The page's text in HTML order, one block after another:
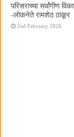
परिसराच्या सर्वांगीण
-लोकनेते रामशेठ ठाकूर
2nd February 2026